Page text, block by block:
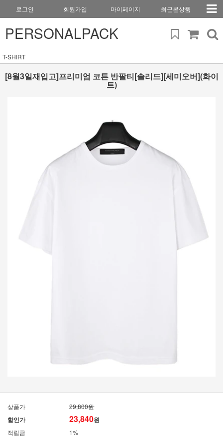
로그인 회원가입 마이페이지 최근본상품
PERSONALPACK
T-SHIRT
[8월3일재입고]프리미엄 코튼 반팔티[솔리드][세미오버](화이
트)
상품가 29,800원
할인가 23,840원
적립금
1%